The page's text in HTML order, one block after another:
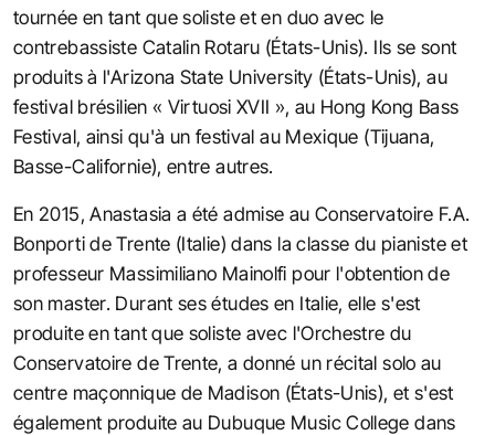
tournée en tant que soliste et en duo avec le
contrebassiste Catalin Rotaru (États-Unis). Ils se sont
produits à l'Arizona State University (États-Unis), au
festival brésilien « Virtuosi XVII », au Hong Kong Bass
Festival, ainsi qu'à un festival au Mexique (Tijuana,
Basse-Californie), entre autres.
En 2015, Anastasia a été admise au Conservatoire F.A.
Bonporti de Trente (Italie) dans la classe du pianiste et
professeur Massimiliano Mainolfi pour l'obtention de
son master. Durant ses études en Italie, elle s'est
produite en tant que soliste avec l'Orchestre du
Conservatoire de Trente, a donné un récital solo au
centre maçonnique de Madison (États-Unis), et s'est
également produite au Dubuque Music College dans